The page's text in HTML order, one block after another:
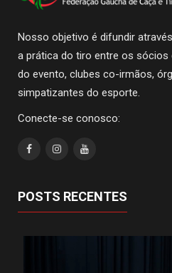
Nosso objetivo é difundir
a prática do tiro entre os sócios
do evento, clubes co-irmãos,
simpatizantes do esporte.
Conecte-se conosco:
POSTS RECENTES